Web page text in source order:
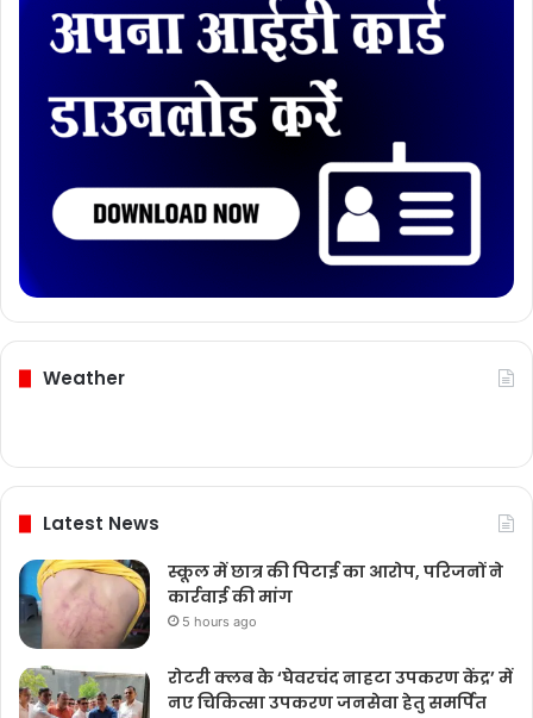
Weather
Latest News
स्कूल में छात्र की पिटाई का आरोप, परिजनों ने
कार्रवाई की मांग
5 hours ago
रोटरी क्लब के ‘घेवरचंद नाहटा उपकरण केंद्र’ में
नए चिकित्सा उपकरण जनसेवा हेतु समर्पित